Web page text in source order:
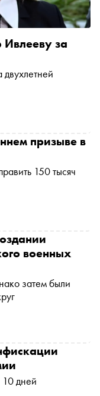
за
призыве в
150 тысяч
военных
затем были
10 дней